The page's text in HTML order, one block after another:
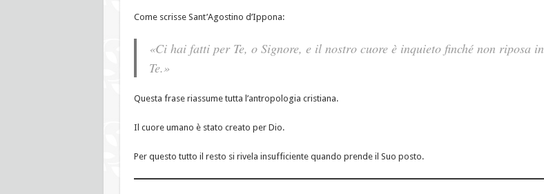
Come scrisse Sant’Agostino d’Ippona:
«Ci hai fatti per Te, o Signore, e il nostro cuore è inquieto finché non riposa in
Te.»
Questa frase riassume tutta l’antropologia cristiana.
Il cuore umano è stato creato per Dio.
Per questo tutto il resto si rivela insufficiente quando prende il Suo posto.